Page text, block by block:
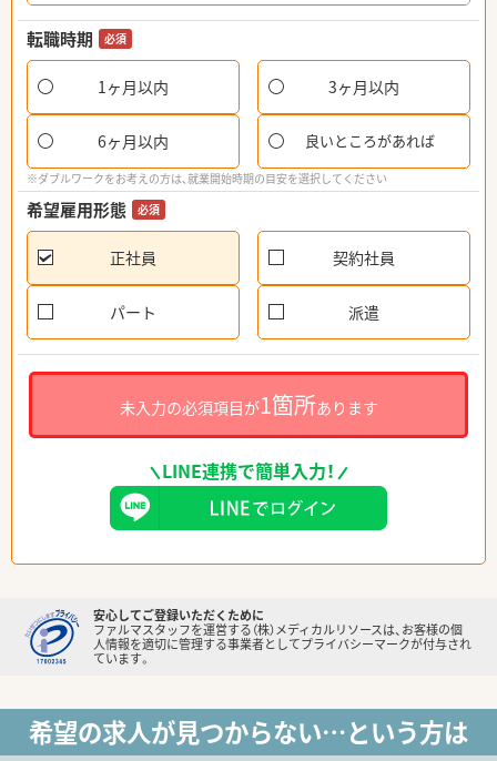
転職時期 必須
1ヶ月以内 3ヶ月以内
6ヶ月以内 良いところがあれば
※ダブルワークをお考えの方は、就業開始時期の目安を選択してください
希望雇用形態 必須
正社員 契約社員
パート 派遣
未入力の必須項目が1箇所あります
LINE連携で簡単入力！
安心してご登録いただくために
ファルマスタッフを運営する（株）メディカルリソースは、お客様の個
人情報を適切に管理する事業者としてプライバシーマークが付与され
ています。
希望の求人が見つからない…という方は